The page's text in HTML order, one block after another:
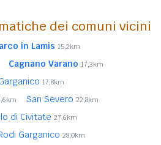
dei comuni vicini
in Lamis 15,2km
Cagnano Varano 17,3km
17,8km
San Severo 22,8km
di Civitate 27,6km
Garganico 28,0km